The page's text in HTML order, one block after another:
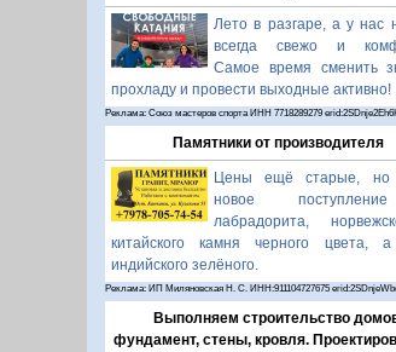
Лето в разгаре, а у нас
всегда свежо и
Самое время сменить
прохладу и провести выходные активно!
Реклама: Союз мастеров спорта ИНН 7718289279
Памятники от производителя
Цены ещё старые,
новое
лабрадорита,
китайского камня черного цвета,
индийского зелёного.
Реклама: ИП Миляновская Н. С. ИНН:911104727675
Выполняем строительство
фундамент, стены, кровля.